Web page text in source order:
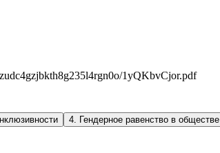
1yQKbvCjor.pdf
4. Гендерное равенство в обществе